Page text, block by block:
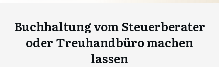
Buchhaltung vom Steuerberater
oder Treuhandbüro machen
lassen